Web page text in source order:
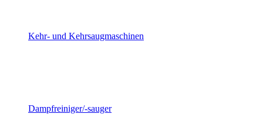
Kehr- und Kehrsaugmaschinen
Dampfreiniger/-sauger